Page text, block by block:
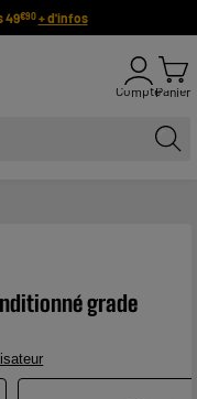
49€90 + d'infos
ComptePanier
grade